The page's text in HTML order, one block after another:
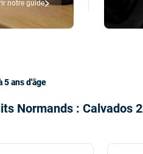
notre guide
5 ans d'âge
Normands : Calvados